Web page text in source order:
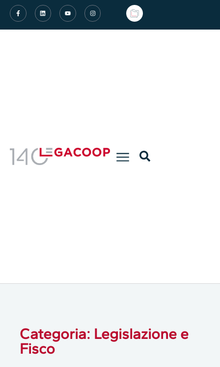
Categoria: Legislazione e
Fisco